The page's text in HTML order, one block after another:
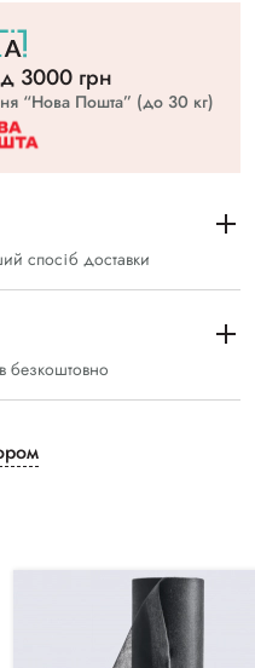
3000 грн
“Нова Пошта” (до 30 кг)
спосіб доставки
безкоштовно